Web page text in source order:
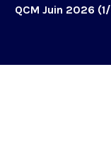
QCM Juin 2026